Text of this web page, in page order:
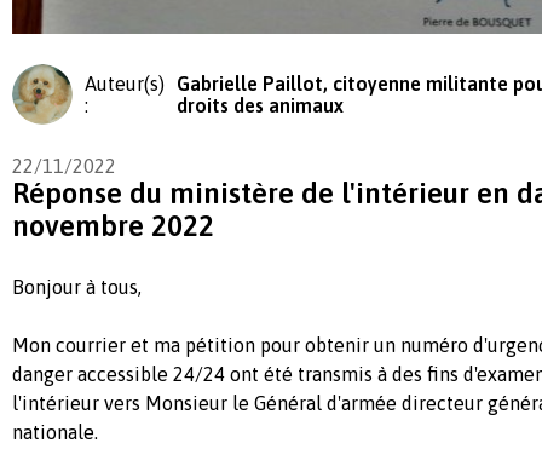
Auteur(s)
:
Gabrielle Paillot, citoyenne militante
droits des animaux
22/11/2022
Réponse du ministère de l'intérieur en
novembre 2022
Bonjour à tous,
Mon courrier et ma pétition pour obtenir un numéro
danger accessible 24/24 ont été transmis à des fins
l'intérieur vers Monsieur le Général d'armée directeur
nationale.